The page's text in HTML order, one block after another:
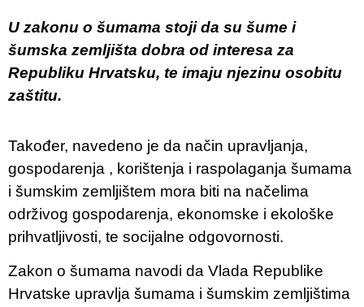
U zakonu o šumama stoji da su šume i
šumska zemljišta dobra od interesa za
Republiku Hrvatsku, te imaju njezinu osobitu
zaštitu.
Također, navedeno je da način upravljanja,
gospodarenja , korištenja i raspolaganja šumama
i šumskim zemljištem mora biti na načelima
održivog gospodarenja, ekonomske i ekološke
prihvatljivosti, te socijalne odgovornosti.
Zakon o šumama navodi da Vlada Republike
Hrvatske upravlja šumama i šumskim zemljištima